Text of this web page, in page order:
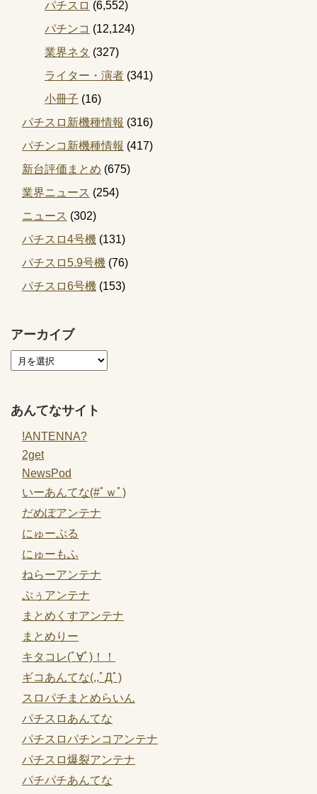
パチスロ (6,552)
パチンコ (12,124)
業界ネタ (327)
ライター・演者 (341)
小冊子 (16)
パチスロ新機種情報 (316)
パチンコ新機種情報 (417)
新台評価まとめ (675)
業界ニュース (254)
ニュース (302)
パチスロ4号機 (131)
パチスロ5.9号機 (76)
パチスロ6号機 (153)
アーカイブ
あんてなサイト
!ANTENNA?
2get
NewsPod
いーあんてな(#ﾟｗﾟ)
だめぽアンテナ
にゅーぷる
にゅーもふ
ねらーアンテナ
ぷぅアンテナ
まとめくすアンテナ
まとめりー
キタコレ(ﾟ∀ﾟ)！！
ギコあんてな(,,ﾟДﾟ)
スロパチまとめらいん
パチスロあんてな
パチスロパチンコアンテナ
パチスロ爆裂アンテナ
パチパチあんてな